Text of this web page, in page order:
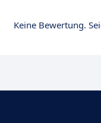
Keine Bewertung.